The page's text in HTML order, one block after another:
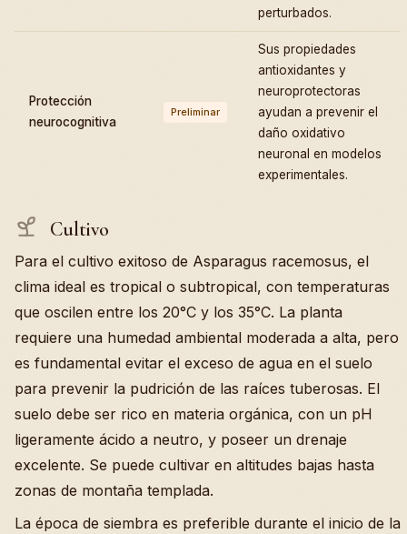
perturbados.
Protección
neurocognitiva
Preliminar
Sus propiedades
antioxidantes y
neuroprotectoras
ayudan a prevenir el
daño oxidativo
neuronal en modelos
experimentales.
Cultivo
Para el cultivo exitoso de Asparagus racemosus, el
clima ideal es tropical o subtropical, con temperaturas
que oscilen entre los 20°C y los 35°C. La planta
requiere una humedad ambiental moderada a alta, pero
es fundamental evitar el exceso de agua en el suelo
para prevenir la pudrición de las raíces tuberosas. El
suelo debe ser rico en materia orgánica, con un pH
ligeramente ácido a neutro, y poseer un drenaje
excelente. Se puede cultivar en altitudes bajas hasta
zonas de montaña templada.
La época de siembra es preferible durante el inicio de la